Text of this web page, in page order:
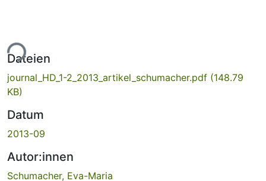
Dateien
journal_HD_1-2_2013_artikel_schumacher.pdf (148.79
KB)
Datum
2013-09
Autor:innen
Schumacher, Eva-Maria